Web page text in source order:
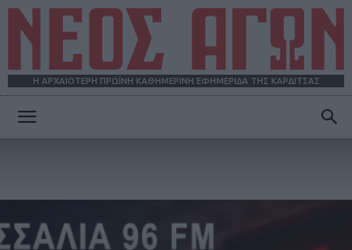
Η ΑΡΧΑΙΟΤΕΡΗ ΠΡΩΪΝΗ ΚΑΘΗΜΕΡΙΝΗ ΕΦΗΜΕΡΙΔΑ ΤΗΣ ΚΑΡΔΙΤΣΑΣ